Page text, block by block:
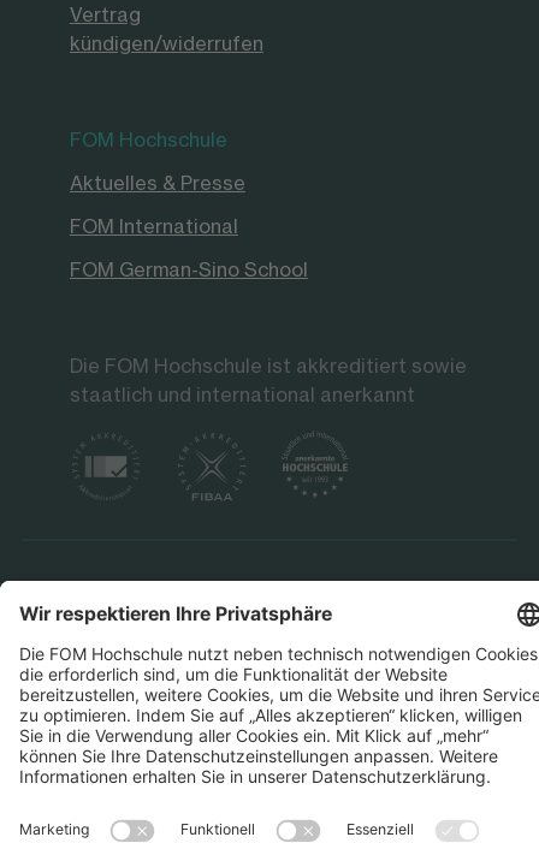
Vertrag
kündigen/widerrufen
FOM Hochschule
Aktuelles & Presse
FOM International
FOM German-Sino School
Die FOM Hochschule ist akkreditiert sowie
staatlich und international anerkannt
Datenschutz Impressum